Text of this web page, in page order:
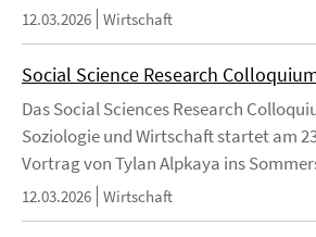
12.03.2026 Wirtschaft
Social Science Research
Das Social Sciences Research
Soziologie und Wirtschaft startet am
Vortrag von Tylan Alpkaya ins
12.03.2026 Wirtschaft